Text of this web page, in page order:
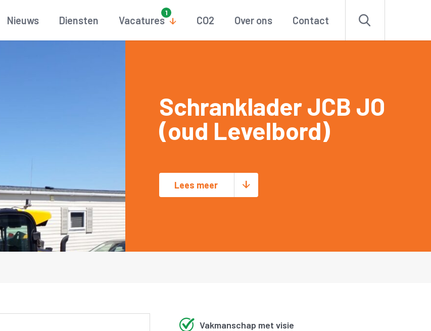
Nieuws Diensten Vacatures CO2 Over ons Contact
Schranklader JCB JO
(oud Levelbord)
Lees meer
Vakmanschap met visie